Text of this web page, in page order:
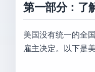
第一部分：了
美国没有统一的全
雇主决定。以下是